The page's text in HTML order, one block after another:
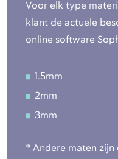
Voor elk type
klant de actuele
online software
1.5mm
2mm
3mm
* Andere maten